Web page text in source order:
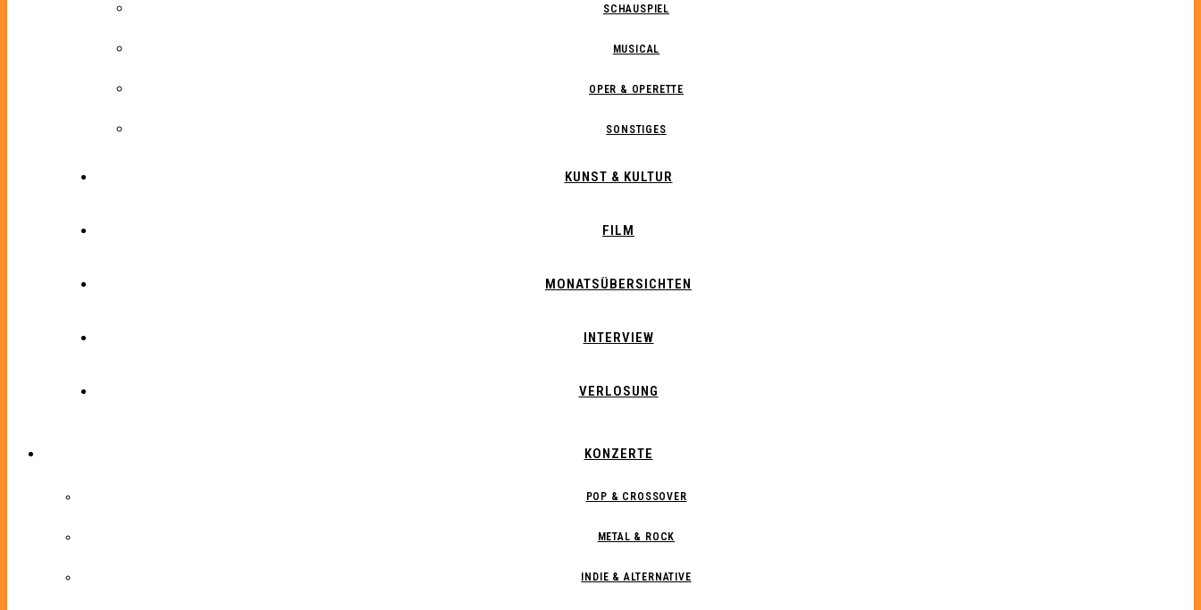
SCHAUSPIEL
MUSICAL
OPER & OPERETTE
SONSTIGES
KUNST & KULTUR
FILM
MONATSÜBERSICHTEN
INTERVIEW
VERLOSUNG
KONZERTE
POP & CROSSOVER
METAL & ROCK
INDIE & ALTERNATIVE